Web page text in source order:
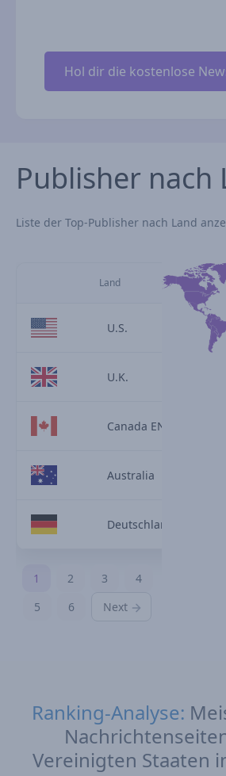
Publisher nach
Liste der Top-Publisher nach Land
Land
U.S.
U.K.
Canada EN
Australia
Deutschland
1 2 3
4
5
6 Next
Ranking-Analyse:
Vereinigten Staaten